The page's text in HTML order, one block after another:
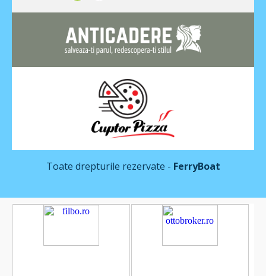
Toate drepturile rezervate - FerryBoat